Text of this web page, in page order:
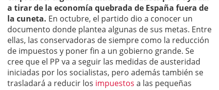
a tirar de la economía quebrada de España fuera de
la cuneta. En octubre, el partido dio a conocer un
documento donde plantea algunas de sus metas. Entre
ellas, las conservadoras de siempre como la reducción
de impuestos y poner fin a un gobierno grande. Se
cree que el PP va a seguir las medidas de austeridad
iniciadas por los socialistas, pero además también se
trasladará a reducir los impuestos a las pequeñas